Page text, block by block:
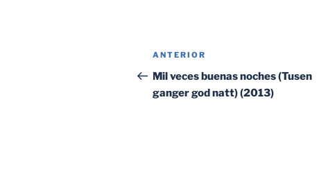
Navegación
de
entradas
Entrada
anterior:
ANTERIOR
Mil veces buenas noches (Tusen
ganger god natt) (2013)